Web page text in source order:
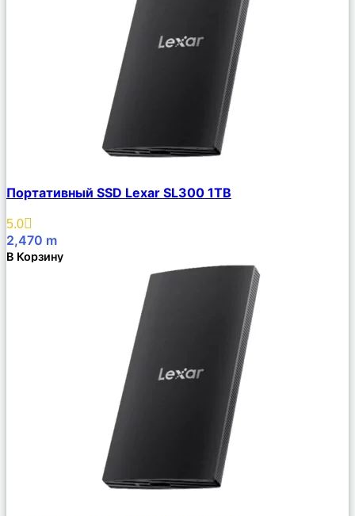
Описание
Избранное
Портативный SSD Lexar SL300 1TB
5.0
2,470 m
В Корзину